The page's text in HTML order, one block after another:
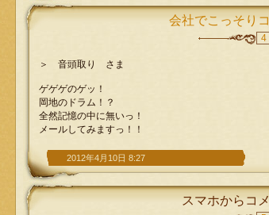
会社でこっそり
4
＞ 音頭取り さま
ゲゲゲのゲッ！
岡地のドラム！？
全然記憶の中に無いっ！
メールしてみますっ！！
2012年4月10日 8:27
スマホからコ